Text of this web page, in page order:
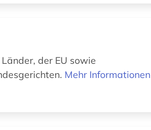
der EU sowie
Mehr Informationen